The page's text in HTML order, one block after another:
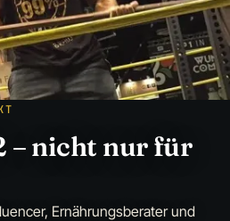
– nicht nur für
Ernährungsberater und